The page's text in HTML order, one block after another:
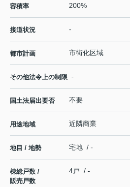
容積率 200%
接道状況 -
都市計画 市街化区域
その他法令上の制限 -
国土法届出要否 不要
用途地域 近隣商業
地目 / 地勢 宅地 / -
棟総戸数 /
販売戸数
4戸 / -